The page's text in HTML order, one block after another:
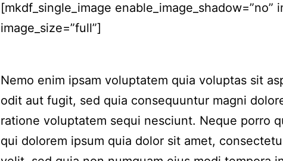
[mkdf_single_image enable_image_shadow=”no”
image_size=”full”]
Nemo enim ipsam voluptatem quia voluptas sit
odit aut fugit, sed quia consequuntur magni
ratione voluptatem sequi nesciunt. Neque porro
qui dolorem ipsum quia dolor sit amet,